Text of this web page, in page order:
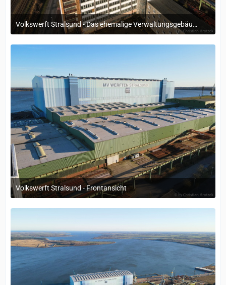
Volkswerft Stralsund - Das ehemalige Verwaltungsgebäude
18. Oktober 2022 um 09:37
Volkswerft Stralsund - Frontansicht
18. Oktober 2022 um 09:37